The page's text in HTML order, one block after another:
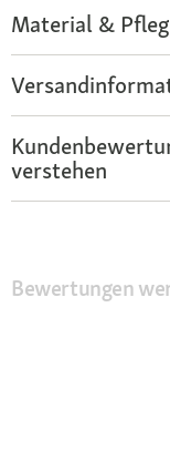
Material &
verstehen
Bewertungen